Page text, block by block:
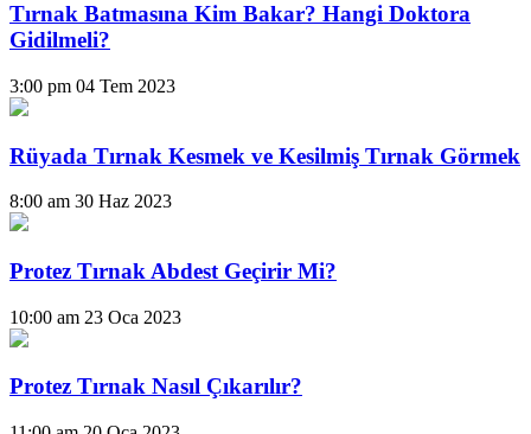
Tırnak Batmasına Kim Bakar? Hangi Doktora
Gidilmeli?
3:00 pm 04 Tem 2023
Rüyada Tırnak Kesmek ve Kesilmiş Tırnak Görmek
8:00 am 30 Haz 2023
Protez Tırnak Abdest Geçirir Mi?
10:00 am 23 Oca 2023
Protez Tırnak Nasıl Çıkarılır?